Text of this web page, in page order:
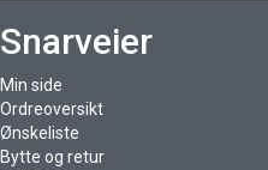
Snarveier
Min side
Ordreoversikt
Ønskeliste
Bytte og retur